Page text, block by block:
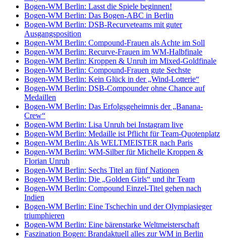
Bogen-WM Berlin: Lasst die Spiele beginnen!
Bogen-WM Berlin: Das Bogen-ABC in Berlin
Bogen-WM Berlin: DSB-Recurveteams mit guter
Ausgangsposition
Bogen-WM Berlin: Compound-Frauen als Achte im Soll
Bogen-WM Berlin: Recurve-Frauen im WM-Halbfinale
Bogen-WM Berlin: Kroppen & Unruh im Mixed-Goldfinale
Bogen-WM Berlin: Compound-Frauen gute Sechste
Bogen-WM Berlin: Kein Glück in der „Wind-Lotterie“
Bogen-WM Berlin: DSB-Compounder ohne Chance auf
Medaillen
Bogen-WM Berlin: Das Erfolgsgeheimnis der „Banana-
Crew“
Bogen-WM Berlin: Lisa Unruh bei Instagram live
Bogen-WM Berlin: Medaille ist Pflicht für Team-Quotenplatz
Bogen-WM Berlin: Als WELTMEISTER nach Paris
Bogen-WM Berlin: WM-Silber für Michelle Kroppen &
Florian Unruh
Bogen-WM Berlin: Sechs Titel an fünf Nationen
Bogen-WM Berlin: Die „Golden Girls“ und ihr Team
Bogen-WM Berlin: Compound Einzel-Titel gehen nach
Indien
Bogen-WM Berlin: Eine Tschechin und der Olympiasieger
triumphieren
Bogen-WM Berlin: Eine bärenstarke Weltmeisterschaft
Faszination Bogen: Brandaktuell alles zur WM in Berlin